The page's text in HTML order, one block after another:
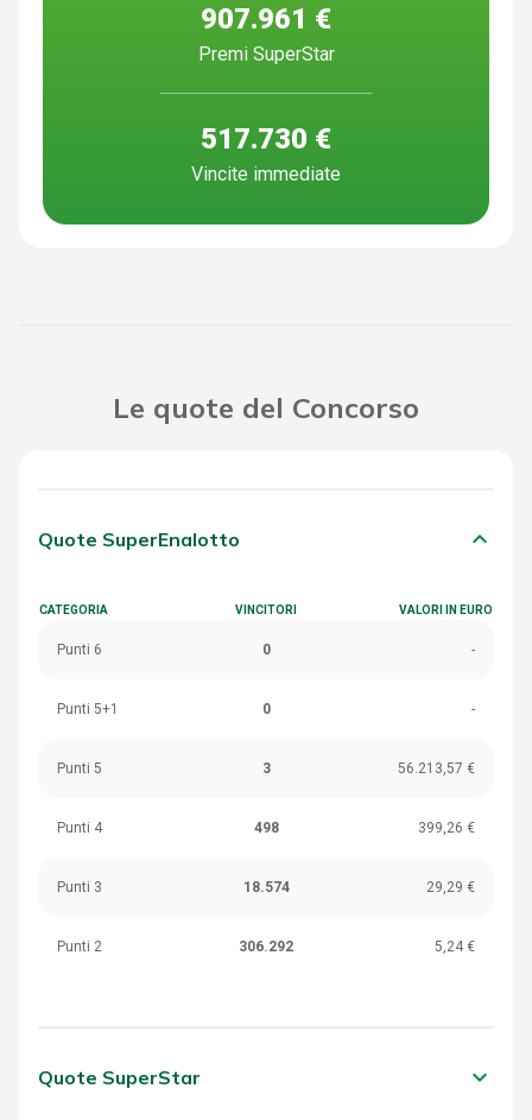
907.961 €
Premi SuperStar
517.730 €
Vincite immediate
Le quote del Concorso
Quote SuperEnalotto keyboard_arrow_down
CATEGORIA VINCITORI VALORI IN EURO
Punti 6 0 -
Punti 5+1 0 -
Punti 5 3 56.213,57 €
Punti 4 498 399,26 €
Punti 3 18.574 29,29 €
Punti 2 306.292 5,24 €
Quote SuperStar keyboard_arrow_down